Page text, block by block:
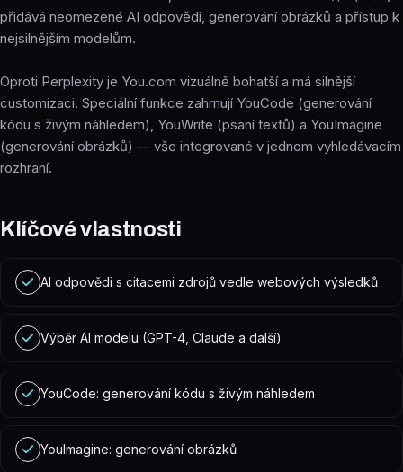
přidává neomezené AI odpovědi, generování obrázků a přístup k
nejsilnějším modelům.
Oproti Perplexity je You.com vizuálně bohatší a má silnější
customizaci. Speciální funkce zahrnují YouCode (generování
kódu s živým náhledem), YouWrite (psaní textů) a YouImagine
(generování obrázků) — vše integrované v jednom vyhledávacím
rozhraní.
Klíčové vlastnosti
AI odpovědi s citacemi zdrojů vedle webových výsledků
Výběr AI modelu (GPT-4, Claude a další)
YouCode: generování kódu s živým náhledem
YouImagine: generování obrázků